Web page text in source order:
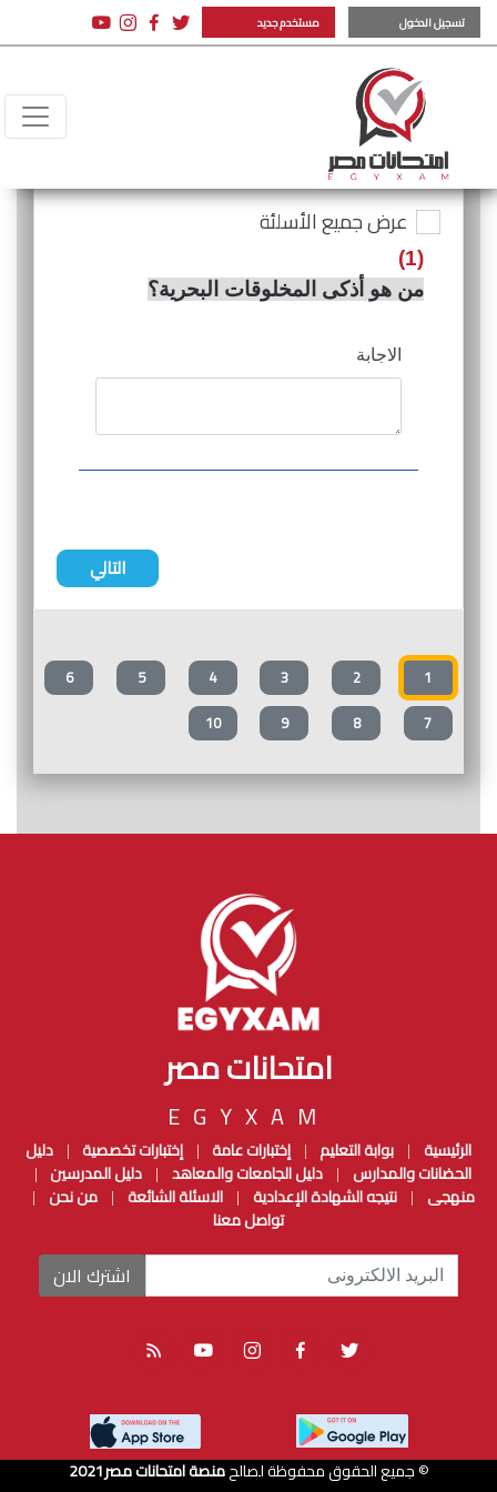
تسجيل الدخول مستخدم جديد
عرض جميع الأسلئة
(1)
من هو أذكى المخلوقات البحرية؟
الاجابة
التالي
1
2
3
4
5
6
7
8
9
10
امتحانات مصر
EGYXAM
الرئيسية بوابة التعليم إختبارات عامة إختبارات تخصصية
دليل
الحضانات والمدارس
دليل الجامعات والمعاهد دليل المدرسين
منهجى |نتيجه الشهادة الإعدادية الاسئلة الشائعة |من نحن
تواصل معنا
اشترك الان
© جميع الحقوق محفوظة لصالحمنصة امتحانات مصر2021